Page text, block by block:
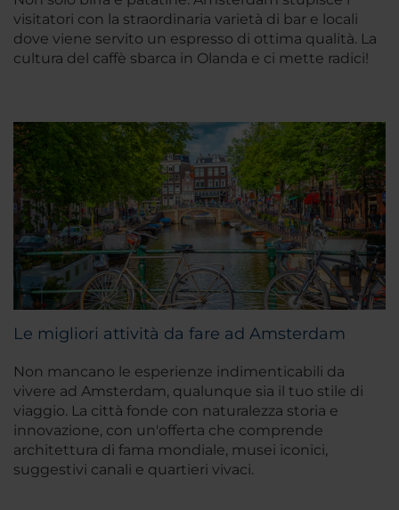
visitatori con la straordinaria varietà di bar e locali
dove viene servito un espresso di ottima qualità. La
cultura del caffè sbarca in Olanda e ci mette radici!
Le migliori attività da fare ad Amsterdam
Non mancano le esperienze indimenticabili da
vivere ad Amsterdam, qualunque sia il tuo stile di
viaggio. La città fonde con naturalezza storia e
innovazione, con un'offerta che comprende
architettura di fama mondiale, musei iconici,
suggestivi canali e quartieri vivaci.